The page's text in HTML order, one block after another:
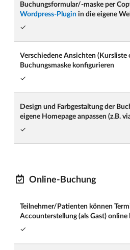
Buchungsformular/-maske per
Wordpress-Pluginin die eigene
✓
Verschiedene Ansichten (Kursliste
Buchungsmaske konfigurieren
✓
Design und Farbgestaltung der
eigene Homepage anpassen (z.B.
✓
Online-Buchung
Teilnehmer/Patienten können
Accounterstellung (als Gast) online
✓